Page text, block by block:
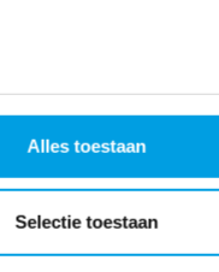
Alles toestaan
Selectie toestaan